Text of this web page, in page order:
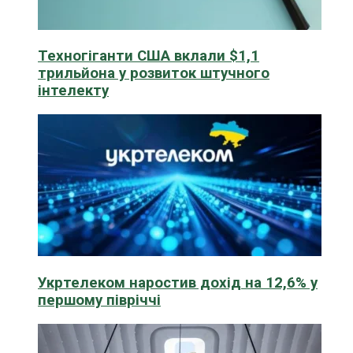
Техногіганти США вклали $1,1
трильйона у розвиток штучного
інтелекту
Укртелеком наростив дохід на 12,6% у
першому півріччі